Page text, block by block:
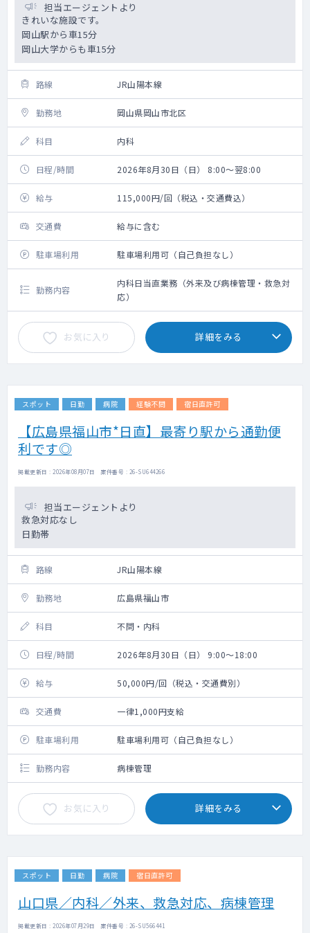
担当エージェントより
きれいな施設です。
岡山駅から車15分
岡山大学からも車15分
路線 JR山陽本線
勤務地 岡山県岡山市北区
科目 内科
日程/時間 2026年8月30日（日） 8:00～翌8:00
給与 115,000円/回（税込・交通費込）
交通費 給与に含む
駐車場利用 駐車場利用可（自己負担なし）
勤務内容
内科日当直業務（外来及び病棟管理・救急対
応）
お気に入り 詳細をみる
スポット 日勤 病院 経験不問 宿日直許可
【広島県福山市*日直】最寄り駅から通勤便
利です◎
掲載更新日 : 2026年08月07日 案件番号 : 26-SU644266
担当エージェントより
救急対応なし
日勤帯
路線 JR山陽本線
勤務地 広島県福山市
科目 不問・内科
日程/時間 2026年8月30日（日） 9:00～18:00
給与 50,000円/回（税込・交通費別）
交通費 一律1,000円支給
駐車場利用 駐車場利用可（自己負担なし）
勤務内容 病棟管理
お気に入り 詳細をみる
スポット 日勤 病院 宿日直許可
山口県／内科／外来、救急対応、病棟管理
掲載更新日 : 2026年07月29日 案件番号 : 26-SU566441